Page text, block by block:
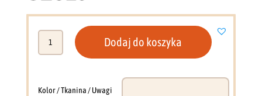
(dąb
Dodaj do koszyka
Kolor / Tkanina / Uwagi